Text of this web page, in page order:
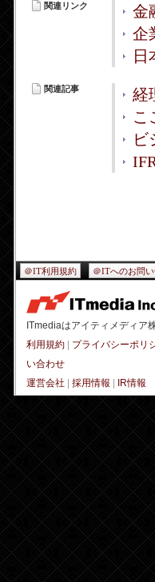
関連リンク
金
企
日
関連記事
経
こ
ビ
＠IT利用規約 ＠ITへのお問
ITmediaはアイティメディア
利用規約
プライバシーポリ
い合わせ
運営会社
採用情報 IR情報